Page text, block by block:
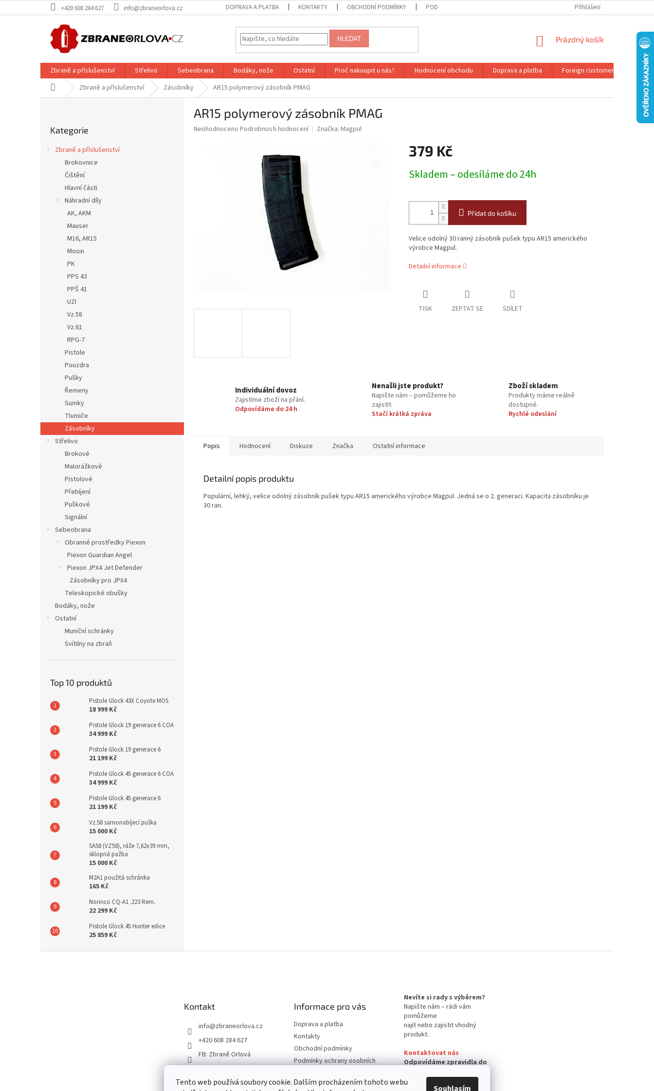
Tento web používá soubory cookie. Dalším procházením tohoto webu
Souhlasím
na
+420 608 284 627 info@zbraneorlova.cz DOPRAVA A PLATBA KONTAKTY OBCHODNÍ PODMÍNKY PODMÍNKY OCHRANY OSOBNÍCH ÚDAJŮ REKLAMAČNÍ ŘÁD
Přihlášení
HLEDAT
NÁKUPNÍ
Prázdný košík
Zbraně a příslušenství Střelivo Sebeobrana Bodáky, nože Ostatní Proč nakoupit u nás? Hodnocení obchodu Doprava a platba Foreign customers
Domů Zbraně a příslušenství Zásobníky AR15 polymerový zásobník PMAG
kategorie
Kategorie
Zbraně a příslušenství
Brokovnice
Čištění
Hlavní části
Náhradní díly
AK, AKM
Mauser
M16, AR15
Mosin
PK
PPS 43
PPŠ 41
UZI
Vz.58
Vz.61
RPG-7
Pistole
Pouzdra
Pušky
Řemeny
Sumky
Tlumiče
Zásobníky
Střelivo
Brokové
Malorážkové
Pistolové
Přebíjení
Puškové
Signální
Sebeobrana
Obranné prostředky Piexon
Piexon Guardian Angel
Piexon JPX4 Jet Defender
Zásobníky pro JPX4
Teleskopické obušky
Bodáky, nože
Ostatní
Muniční schránky
Svítilny na zbraň
Top 10 produktů
Pistole Glock 43X Coyote MOS
18 999 Kč
Pistole Glock 19 generace 6 COA
34 999 Kč
Pistole Glock 19 generace 6
21 199 Kč
Pistole Glock 45 generace 6 COA
34 999 Kč
Pistole Glock 45 generace 6
21 199 Kč
Vz.58 samonabíjecí puška
15 000 Kč
SA58 (VZ58), ráže 7,62x39 mm,
sklopná pažba
15 000 Kč
M2A1 použitá schránka
165 Kč
Norinco CQ-A1 .223 Rem.
22 299 Kč
Pistole Glock 45 Hunter edice
25 859 Kč
AR15 polymerový zásobník PMAG
Průměrné
Neohodnoceno Podrobnosti hodnocení Značka: Magpul
379 Kč
cena:
Skladem – odesíláme do 24h
Přidat do košíku
Velice odolný 30 ranný zásobník pušek typu AR15 amerického
výrobce Magpul.
Detailní informace
TISK ZEPTAT SE SDÍLET
Individuální dovoz
Zajistíme zboží na přání.
Odpovídáme do 24 h
Nenašli jste produkt?
Napište nám – pomůžeme ho
zajistit.
Stačí krátká zpráva
Zboží skladem
Produkty máme reálně
dostupné.
Rychlé odeslání
Popis Hodnocení Diskuze Značka Ostatní informace
Detailní popis produktu
Populární, lehký, velice odolný zásobník pušek typu AR15 amerického výrobce Magpul. Jedná se o 2. generaci. Kapacita zásobníku je
30 ran.
Kontakt
info@zbraneorlova.cz
+420 608 284 627
FB: Zbraně Orlová
Informace pro vás
Doprava a platba
Kontakty
Obchodní podmínky
Podmínky ochrany osobních
Reklamační řád
Nevíte si rady s výběrem?
Napište nám – rádi vám
pomůžeme
najít nebo zajistit vhodný
produkt.
Kontaktovat nás
Odpovídáme zpravidla do